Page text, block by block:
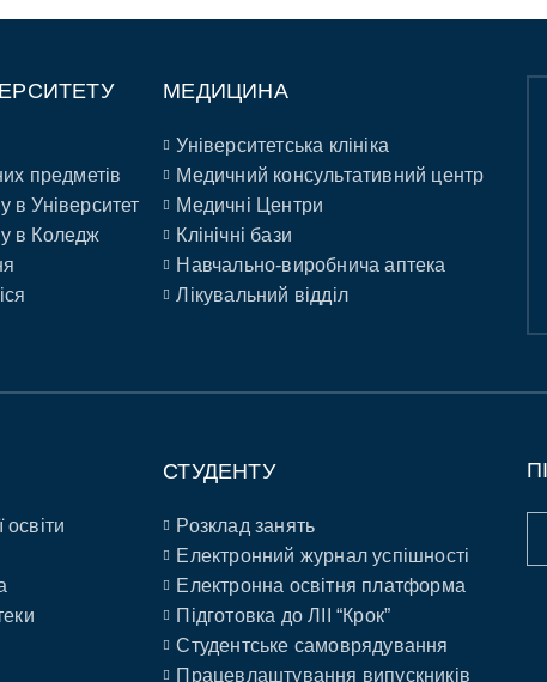
предметів
в Університет
в Коледж
МЕДИЦИНА
Університетська клініка
Медичний консультативний центр
Медичні Центри
Клінічні бази
Навчально-виробнича аптека
Лікувальний відділ
СТУДЕНТУ
Розклад занять
Електронний журнал успішності
Електронна освітня платформа
Підготовка до ЛІІ “Крок”
Студентське самоврядування
Працевлаштування випускників